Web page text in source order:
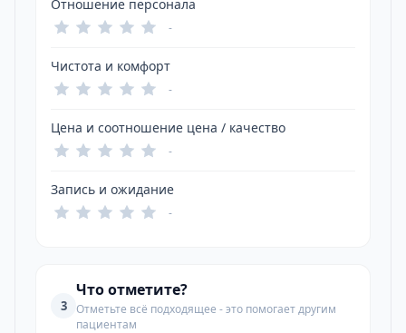
Отношение персонала
-
Чистота и комфорт
-
Цена и соотношение цена / качество
-
Запись и ожидание
-
3
Что отметите?
Отметьте всё подходящее - это помогает другим
пациентам